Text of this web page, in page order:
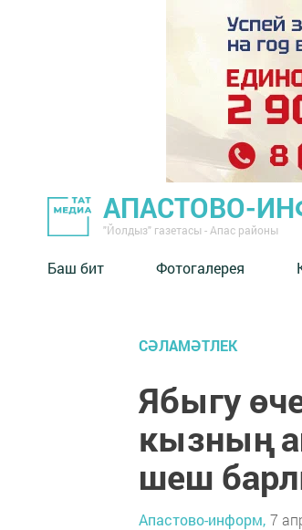
АПАСТОВО-
"Йолдыз" газетасы - Апас районы
Баш бит Фотогалерея
СӘЛАМӘТЛЕК
Ябыгу
кызның
шеш
Апастово-информ, 7